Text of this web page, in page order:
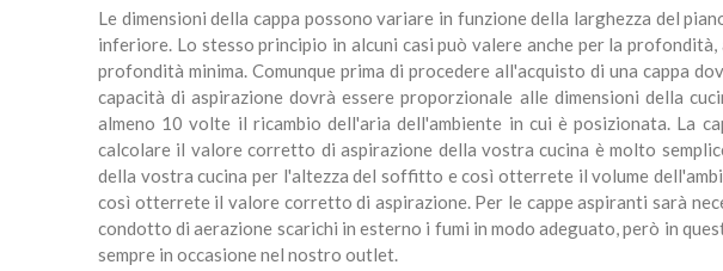
Le dimensioni della cappa possono variare in funzione della larghezza del
inferiore. Lo stesso principio in alcuni casi può valere anche per la
profondità minima. Comunque prima di procedere all'acquisto di una cappa
capacità di aspirazione dovrà essere proporzionale alle dimensioni della
almeno 10 volte il ricambio dell'aria dell'ambiente in cui è posizionata. La
calcolare il valore corretto di aspirazione della vostra cucina è molto
della vostra cucina per l'altezza del soffitto e così otterrete il volume
così otterrete il valore corretto di aspirazione. Per le cappe aspiranti sarà
condotto di aerazione scarichi in esterno i fumi in modo adeguato, però in
sempre in occasione nel nostro outlet.